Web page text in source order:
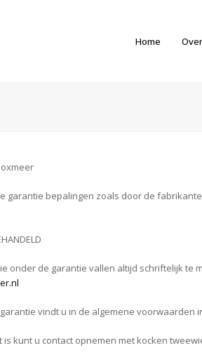
Home
garantie bepalingen zoals door de
onder de garantie vallen altijd schriftelijk te
vindt u in de algemene voorwaarden
kunt u contact opnemen met kocken